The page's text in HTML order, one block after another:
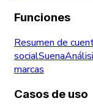
Funciones
Resumen de
socialSuena
marcas
Casos de uso